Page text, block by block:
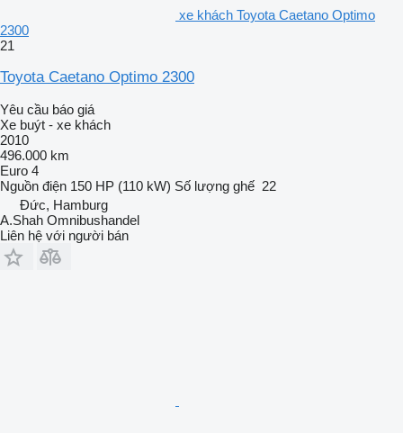
xe khách Toyota Caetano Optimo
2300
21
Toyota Caetano Optimo 2300
Yêu cầu báo giá
Xe buýt - xe khách
2010
496.000 km
Euro 4
Nguồn điện 150 HP (110 kW) Số lượng ghế 22
Đức, Hamburg
A.Shah Omnibushandel
Liên hệ với người bán